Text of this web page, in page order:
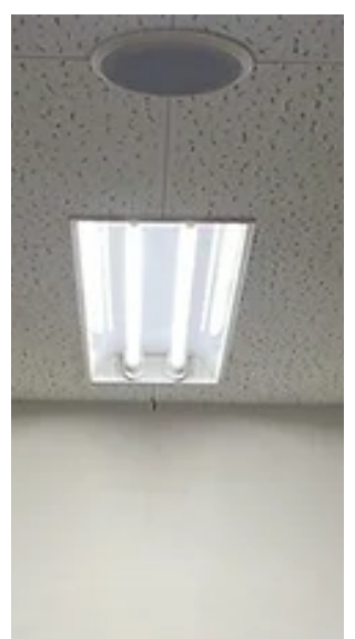
学んだ“自利利他”の心
はじめに 2025年8月8日〜9日 （一社）井
原青年会議所は第9回ジュニアチャレン
ジ〜One for all All for one〜を開催し、
井原市・矢掛町の小中学生計10名と共
に、日本一の山・富士山への登山に挑戦
しました。 事業の背景と目的...